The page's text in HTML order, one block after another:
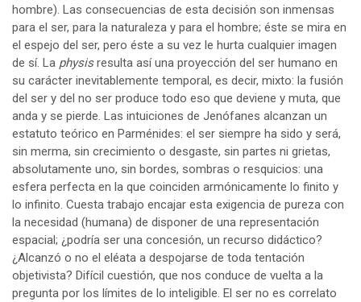
hombre). Las consecuencias de esta decisión son inmensas
para el ser, para la naturaleza y para el hombre; éste se mira en
el espejo del ser, pero éste a su vez le hurta cualquier imagen
de sí. La physisresulta así una proyección del ser humano en
su carácter inevitablemente temporal, es decir, mixto: la fusión
del ser y del no ser produce todo eso que deviene y muta, que
anda y se pierde. Las intuiciones de Jenófanes alcanzan un
estatuto teórico en Parménides: el ser siempre ha sido y será,
sin merma, sin crecimiento o desgaste, sin partes ni grietas,
absolutamente uno, sin bordes, sombras o resquicios: una
esfera perfecta en la que coinciden armónicamente lo finito y
lo infinito. Cuesta trabajo encajar esta exigencia de pureza con
la necesidad (humana) de disponer de una representación
espacial; ¿podría ser una concesión, un recurso didáctico?
¿Alcanzó o no el eléata a despojarse de toda tentación
objetivista? Difícil cuestión, que nos conduce de vuelta a la
pregunta por los límites de lo inteligible. El ser no es correlato